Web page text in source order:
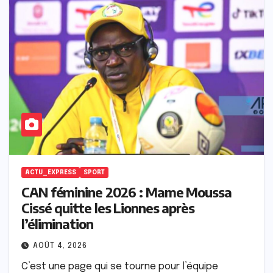
ACTU_EXPRESS SPORT
CAN féminine 2026 : Mame Moussa
Cissé quitte les Lionnes après
l’élimination
AOÛT 4, 2026
C’est une page qui se tourne pour l’équipe